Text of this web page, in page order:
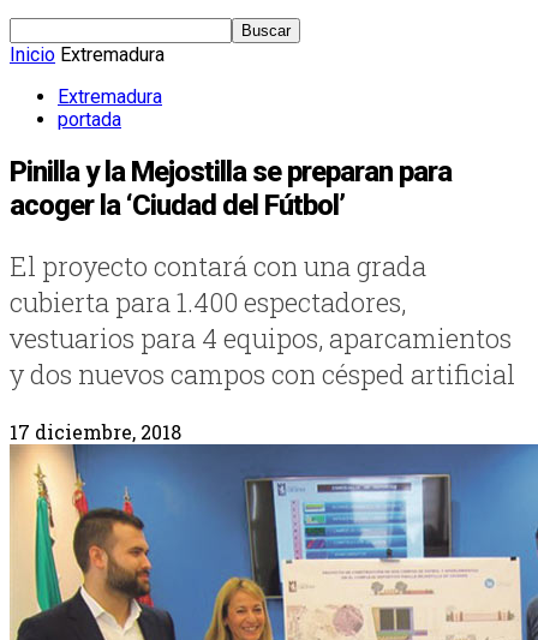
Inicio Extremadura
Extremadura
portada
Pinilla y la Mejostilla se preparan para
acoger la ‘Ciudad del Fútbol’
El proyecto contará con una grada
cubierta para 1.400 espectadores,
vestuarios para 4 equipos, aparcamientos
y dos nuevos campos con césped artificial
17 diciembre, 2018